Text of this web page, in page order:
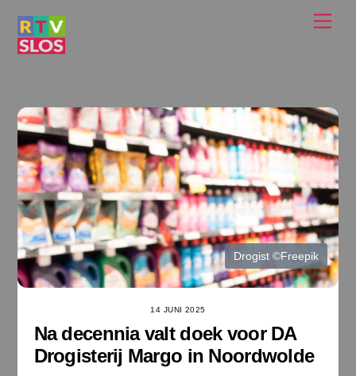
Drogist ©Freepik
14 JUNI 2025
Na decennia valt doek voor DA
Drogisterij Margo in Noordwolde